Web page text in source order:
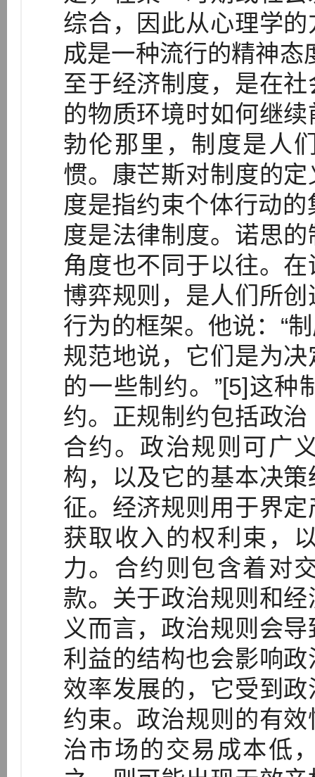
综合，因此从心理学
成是一种流行的精神态
至于经济制度，是在
的物质环境时如何继
勃伦那里，制度是人
惯。康芒斯对制度的
度是指约束个体行动
度是法律制度。诺思
角度也不同于以往。
博弈规则，是人们所
行为的框架。他说：“
规范地说，它们是为
的一些制约。”[5]这
约。正规制约包括政
合约。政治规则可广
构，以及它的基本决
征。经济规则用于界
获取收入的权利束，
力。合约则包含着对
款。关于政治规则和
义而言，政治规则会
利益的结构也会影响
效率发展的，它受到
约束。政治规则的有
治市场的交易成本低